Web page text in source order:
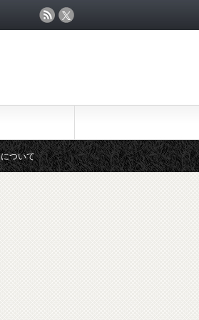
水谷隼の年収発言「推定1億円！」